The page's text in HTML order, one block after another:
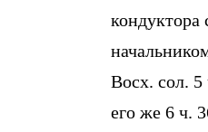
кондуктора
Восх. сол. 5
его же 6 ч.